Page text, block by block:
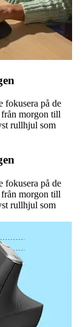
fokusera på de
morgon till
rullhjul som
fokusera på de
morgon till
rullhjul som